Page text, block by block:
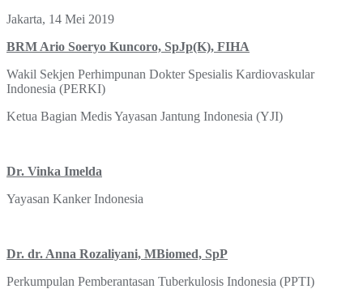
Jakarta, 14 Mei 2019
BRM Ario Soeryo Kuncoro, SpJp(K), FIHA
Wakil Sekjen Perhimpunan Dokter Spesialis Kardiovaskular
Indonesia (PERKI)
Ketua Bagian Medis Yayasan Jantung Indonesia (YJI)
Dr. Vinka Imelda
Yayasan Kanker Indonesia
Dr. dr. Anna Rozaliyani, MBiomed, SpP
Perkumpulan Pemberantasan Tuberkulosis Indonesia (PPTI)